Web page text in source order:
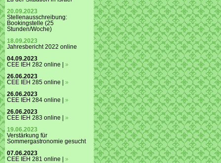
20.09.2023
Stellenausschreibung:
Bookingstelle (25
Stunden/Woche)
18.09.2023
Jahresbericht 2022 online
04.09.2023
CEE IEH 282 online | »
26.06.2023
CEE IEH 285 online | »
26.06.2023
CEE IEH 284 online | »
26.06.2023
CEE IEH 283 online | »
19.06.2023
Verstärkung für
Sommergastronomie gesucht
07.06.2023
CEE IEH 281 online | »